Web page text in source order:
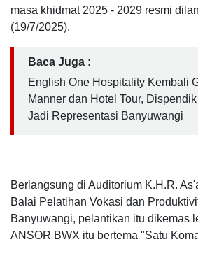
masa khidmat 2025 - 2029 resmi
(19/7/2025).
Baca Juga :
English One Hospitality Kembali
Manner dan Hotel Tour,
Jadi Representasi Banyuwangi
Berlangsung di Auditorium K.H.R.
Balai Pelatihan Vokasi dan
Banyuwangi, pelantikan itu dikemas
ANSOR BWX itu bertema "Satu